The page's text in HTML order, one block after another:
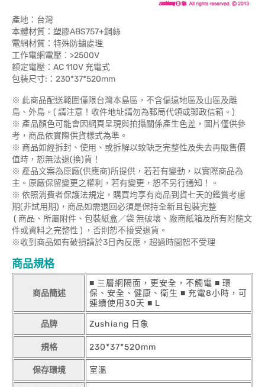
產地：台灣
本體材質：塑膠ABS757+鋼絲
電網材質：特殊防鏽處理
工作電網電壓：>2500V
額定電壓：AC 110V 充電式
包裝尺寸:：230*37*520mm
※ 此商品配送範圍僅限台灣本島區，不含偏遠地區及山區及離
島、外島。( 請注意！收件地址請勿為郵局代領或郵政信箱。)
※ 產品顏色可能會因網頁呈現與拍攝關係產生色差，圖片僅供參
考，商品依實際供貨樣式為準。
※ 商品如經拆封、使用、或拆解以致缺乏完整性及失去再販售價
值時，恕無法退(換)貨！
※ 產品文案為原廠(供應商)所提供，若若有變動，以實際商品為
主。原廠保留變更之權利，若有變更，恕不另行通知！。
※ 依照消費者保護法規定，購買均享有商品到貨七天的鑑賞考慮
期(非試用期)，商品如需退回必須是保持全新且包裝完整
( 商品、所屬附件、包裝紙盒／袋 無破壞、廠商紙箱及所有附隨文
件或資料之完整性 ) ，否則恕不接受退貨。
※收到商品如有破損請於3日內反應，超過時間恕不受理
商品規格
商品簡述
■ 三層網隔面，更安全，不觸電 ■ 環
保、安全、健康、衛生 ■ 充電8小時，可
連續使用30天 ■ L
品牌 Zushiang 日象
規格 230*37*520mm
保存環境 室溫